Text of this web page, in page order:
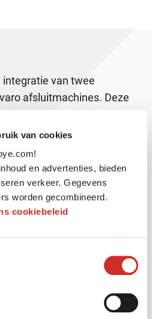
van cookies
en advertenties, bieden
verkeer. Gegevens
worden gecombineerd.
cookiebeleid
van twee
afsluitmachines. Deze
kenmerk dat de hoogte van
gereduceerd, zodat het
aangepast aan de
bijdrage aan
dat Office
wil bieden.